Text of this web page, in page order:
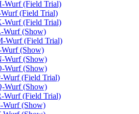
Wurf (Field Trial)
(Field Trial)
Wurf (Field Trial)
Wurf (Show)
Wurf (Field Trial)
Wurf (Show)
Wurf (Show)
Wurf (Show)
Wurf (Field Trial)
Wurf (Show)
Wurf (Field Trial)
Wurf (Show)